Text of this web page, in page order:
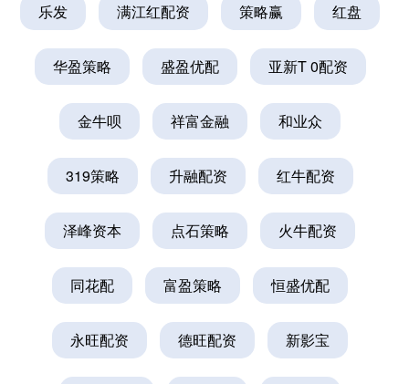
乐发 满江红配资 策略赢 红盘
华盈策略 盛盈优配 亚新T 0配资
金牛呗 祥富金融 和业众
319策略 升融配资 红牛配资
泽峰资本 点石策略 火牛配资
同花配 富盈策略 恒盛优配
永旺配资 德旺配资 新影宝